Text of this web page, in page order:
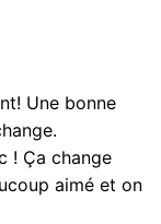
Une bonne
! Ça change
aimé et on